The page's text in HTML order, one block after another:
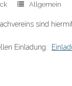
Allgemein
sind
Einladung: